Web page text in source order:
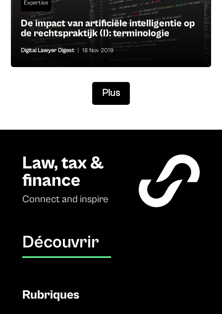
Expertise
De impact van artificiële intelligentie op
de rechtspraktijk (I): terminologie
Digital Lawyer Digest 18 Nov 2019
Plus
Law, tax &
finance
Connect and inspire
Découvrir
Rubriques